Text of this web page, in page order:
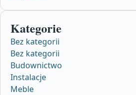
Kategorie
Bez kategorii
Bez kategorii
Budownictwo
Instalacje
Meble